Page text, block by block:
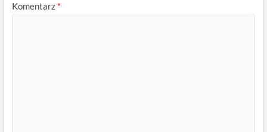
Komentarz *